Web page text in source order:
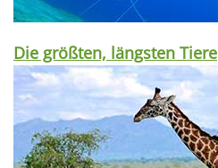
Die größten, längsten Tiere